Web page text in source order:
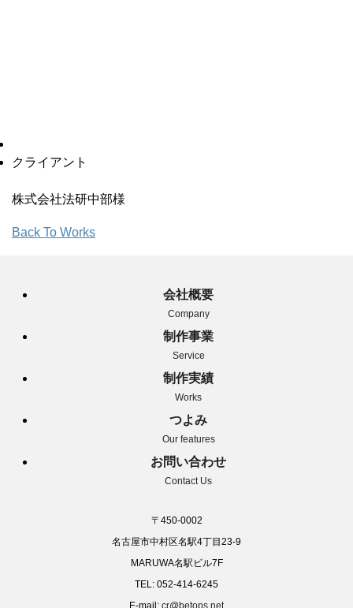
クライアント
株式会社法研中部様
Back To Works
会社概要
Company
制作事業
Service
制作実績
Works
つよみ
Our features
お問い合わせ
Contact Us
〒450-0002
名古屋市中村区名駅4丁目23-9
MARUWA名駅ビル7F
TEL: 052-414-6245
E-mail: cr@betops.net